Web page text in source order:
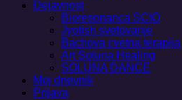
Dejavnost
Bioresonanca SCIO
Jyotish svetovanje
Bachova cvetna terapija
Art Soluna Healing
SOLUNA DANCE
Moj dnevnik
Prijava